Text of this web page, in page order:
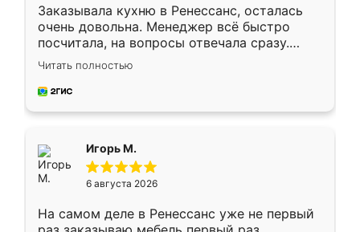
Заказывала кухню в Ренессанс, осталась
очень довольна. Менеджер всё быстро
посчитала, на вопросы отвечала сразу.
Замерщик приехал в субботу, подошёл к
делу со всей ответственностью. Собрали
за день, ребята работали аккуратно, даже
Читать полностью
Игорь М.
6 августа 2026
На самом деле в Ренессанс уже не первый